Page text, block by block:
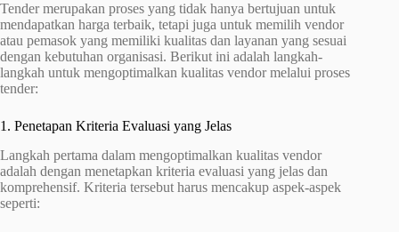
Tender merupakan proses yang tidak hanya bertujuan untuk
mendapatkan harga terbaik, tetapi juga untuk memilih vendor
atau pemasok yang memiliki kualitas dan layanan yang sesuai
dengan kebutuhan organisasi. Berikut ini adalah langkah-
langkah untuk mengoptimalkan kualitas vendor melalui proses
tender:
1. Penetapan Kriteria Evaluasi yang Jelas
Langkah pertama dalam mengoptimalkan kualitas vendor
adalah dengan menetapkan kriteria evaluasi yang jelas dan
komprehensif. Kriteria tersebut harus mencakup aspek-aspek
seperti: